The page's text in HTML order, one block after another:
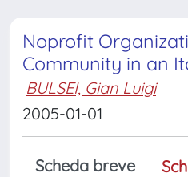
Noprofit
Community in an
BULSEI, Gian Luigi
2005-01-01
Scheda breve